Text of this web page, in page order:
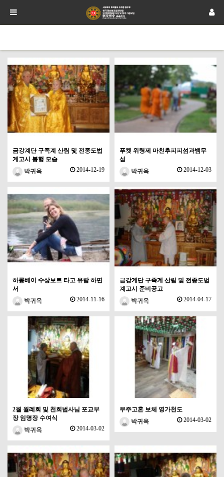
금강계단 구족계 산림 및 전종도법
계고시 봉행 모습
박귀옥
2014-12-19
푸켓 위령제 마친후피피섬과뱀무
섬
박귀옥
2014-12-03
하롱베이 수상보트 타고 유람 하면
서
박귀옥
2014-11-16
금강계단 구족계 산림 및 전종도법
계고시 준비공고
박귀옥
2014-04-17
2월 월례회 및 천희법사님 포교부
장 임명장 수여식
박귀옥
2014-03-02
무주고혼 보체 영가천도
박귀옥
2014-03-02